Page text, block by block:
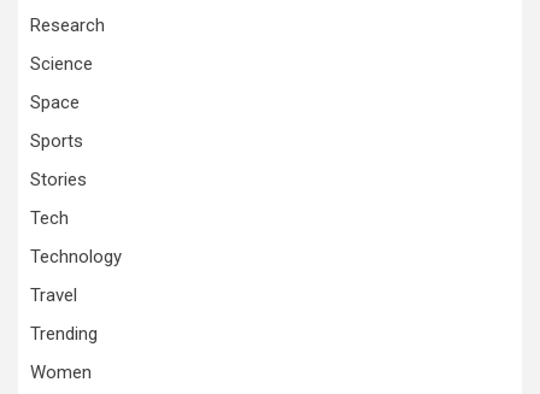
Research
Science
Space
Sports
Stories
Tech
Technology
Travel
Trending
Women